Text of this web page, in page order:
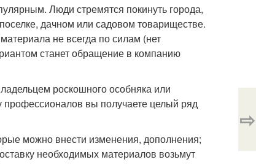
Люди стремятся покинуть города,
дачном или садовом товариществе.
не всегда по силам (нет
станет обращение в компанию
роскошного особняка или
профессионалов вы получаете целый ряд
можно внести изменения, дополнения;
необходимых материалов возьмут
⇨